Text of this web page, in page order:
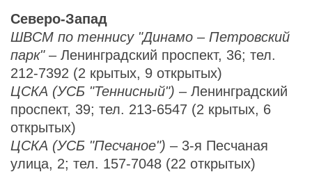
Северо-Запад
ШВСМ по теннису "Динамо – Петровский
парк"– Ленинградский проспект, 36; тел.
212-7392 (2 крытых, 9 открытых)
ЦСКА (УСБ "Теннисный") – Ленинградский
проспект, 39; тел. 213-6547 (2 крытых, 6
открытых)
ЦСКА (УСБ "Песчаное") – 3-я Песчаная
улица, 2; тел. 157-7048 (22 открытых)